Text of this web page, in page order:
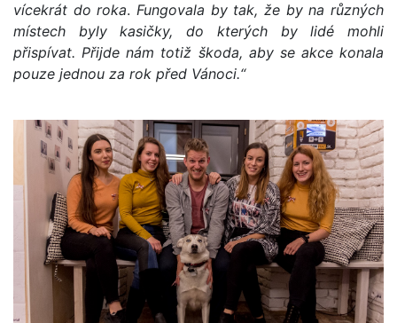
vícekrát do roka.Fungovala by tak, že by na různých
místech byly kasičky, do kterých by lidé mohli
přispívat. Přijde nám totiž škoda, aby se akce konala
pouze jednou za rok před Vánoci.“